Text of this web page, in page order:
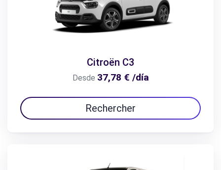
Citroën C3
Desde 37,78 € /día
Rechercher